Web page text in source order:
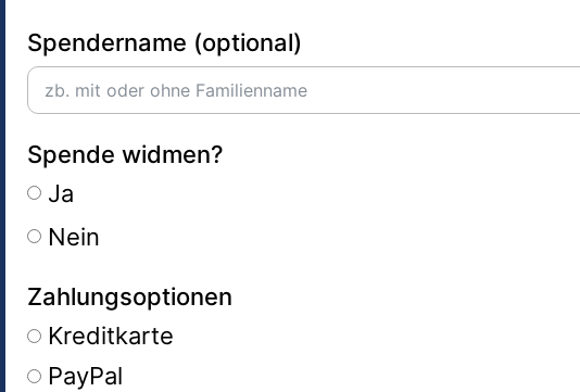
Spendername (optional)
Spende widmen?
Ja
Nein
Zahlungsoptionen
Kreditkarte
PayPal